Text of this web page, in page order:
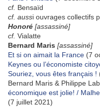
cf. Bensaïd
cf. aussi ouvrages collectifs
Honoré [assassiné]
cf. Vialatte
Bernard Maris [assassiné]
Et si on aimait la France (7
Keynes ou l’économiste
Souriez, vous êtes français !
Bernard Maris & Philippe
économique est jolie! /
(7 juillet 2021)